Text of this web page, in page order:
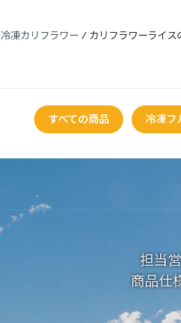
冷凍カリフラワー ⁄ カリフラワーライ
すべての商品 冷凍フ
担当
商品仕